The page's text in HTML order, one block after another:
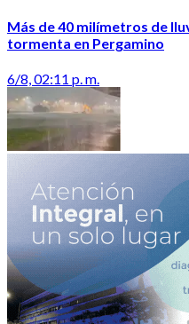
Más de 40 milímetros de
tormenta en Pergamino
6/8, 02:11 p. m.